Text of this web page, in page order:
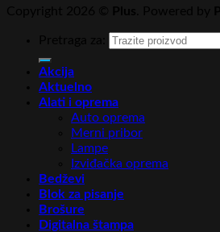
Akcija
Aktuelno
Alati i oprema
Auto oprema
Merni pribor
Lampe
Izviđačka oprema
Bedževi
Blok za pisanje
Brošure
Digitalna štampa